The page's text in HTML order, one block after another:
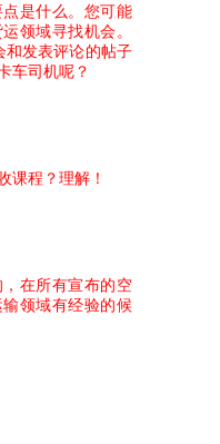
是什么。您可能
领域寻找机会。
和发表评论的帖子
车司机呢？
课程？理解！
在所有宣布的空
领域有经验的候